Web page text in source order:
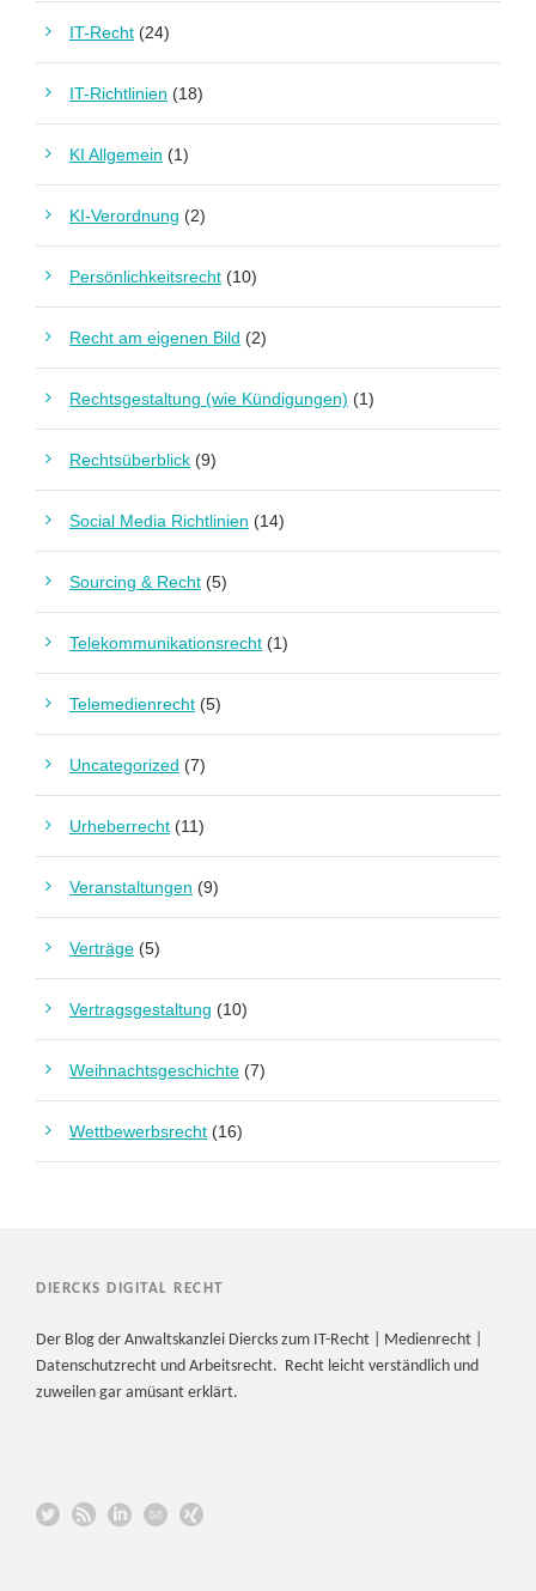
IT-Recht (24)
IT-Richtlinien (18)
KI Allgemein (1)
KI-Verordnung (2)
Persönlichkeitsrecht (10)
Recht am eigenen Bild (2)
Rechtsgestaltung (wie Kündigungen) (1)
Rechtsüberblick (9)
Social Media Richtlinien (14)
Sourcing & Recht (5)
Telekommunikationsrecht (1)
Telemedienrecht (5)
Uncategorized (7)
Urheberrecht (11)
Veranstaltungen (9)
Verträge (5)
Vertragsgestaltung (10)
Weihnachtsgeschichte (7)
Wettbewerbsrecht (16)
DIERCKS DIGITAL RECHT
Der Blog der Anwaltskanzlei Diercks zum IT-Recht | Medienrecht |
Datenschutzrecht und Arbeitsrecht. Recht leicht verständlich und
zuweilen gar amüsant erklärt.